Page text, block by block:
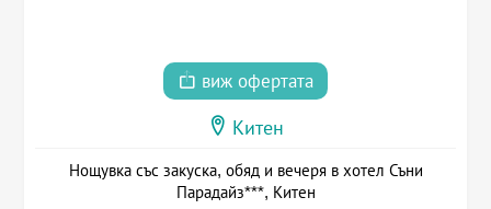
виж офертата
Китен
Нощувка със закуска, обяд и вечеря в хотел Съни
Парадайз***, Китен